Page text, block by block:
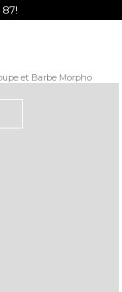
nos experts?
et Barbe Morpho